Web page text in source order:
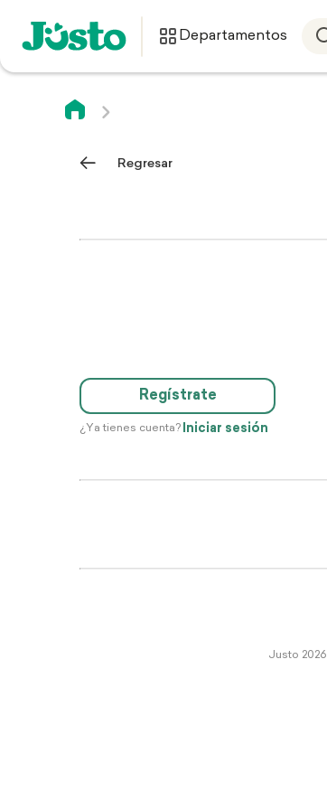
Departamentos
Regresar
Regístrate
¿Ya tienes cuenta? Iniciar sesión
Justo 2026